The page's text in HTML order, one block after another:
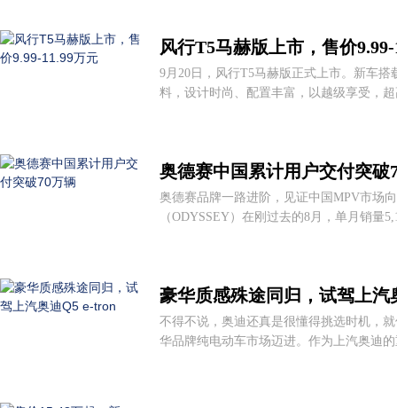
风行T5马赫版上市，售价
9月20日，风行T5马赫版正式上市。新车
料，设计时尚、配置丰富，以越级享受，
奥德赛中国累计用户交付突破
奥德赛品牌一路进阶，见证中国MPV市场
（ODYSSEY）在刚过去的8月，单月销量
豪华质感殊途同归，试驾上汽
不得不说，奥迪还真是很懂得挑选时机，
华品牌纯电动车市场迈进。作为上汽奥迪